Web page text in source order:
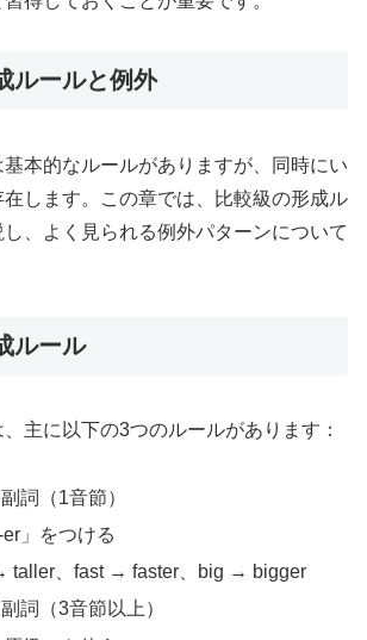
ルールと例外
本的なルールがありますが、同時にい
在します。この章では、比較級の形成ル
、よく見られる例外パターンについて
ルール
主に以下の3つのルールがあります：
詞（1音節）
」をつける
taller、fast → faster、big → bigger
詞（3音節以上）